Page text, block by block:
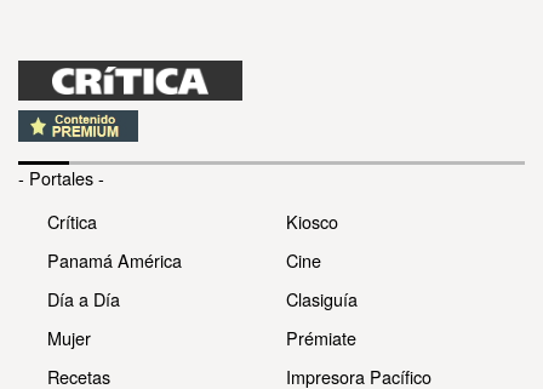
- Portales -
Crítica
Panamá América
Día a Día
Mujer
Recetas
Kiosco
Cine
Clasiguía
Prémiate
Impresora Pacífico